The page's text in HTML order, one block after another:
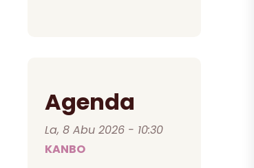
Agenda
La, 8 Abu 2026 - 10:30
KANBO